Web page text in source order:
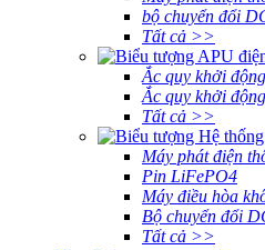
bộ chuyển đổi
Tất cả >>
Ắc quy khởi
Ắc quy khởi
Tất cả >>
Máy phát điện
Pin LiFePO4
Máy điều hòa
Bộ chuyển đổi
Tất cả >>